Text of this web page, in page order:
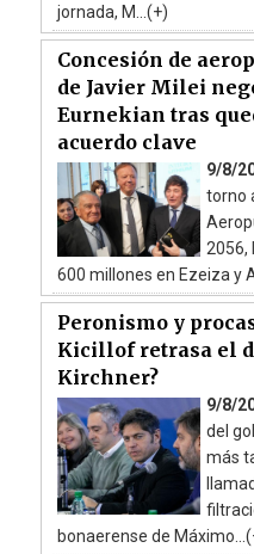
jornada, M...(+)
Concesión de
de Javier Milei
Eurnekian tras
acuerdo clave
9/8/
torno
2056,
600 millones en Ezeiza y
Peronismo y
Kicillof retrasa el
Kirchner?
9/8/
del
más
bonaerense de